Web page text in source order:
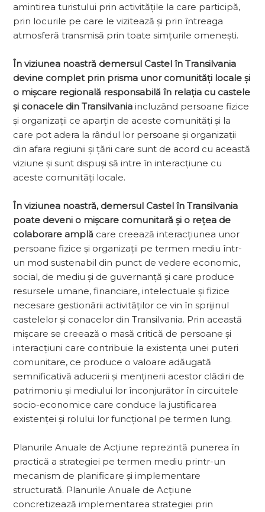
amintirea turis­tului prin activitățile la care participă,
prin locurile pe care le vizitează și prin întreaga
atmosferă transmisă prin toate simțurile omenești.
În viziunea noastră demersul Castel în Transilvania
devine complet prin prisma unor comunități locale și
o mișcare regională responsabilă în rela­ția cu castele
și conacele din Transilvaniaincluzând persoane fizice
și organizații ce aparțin de aceste comunități și la
care pot adera la rândul lor persoane și organizații
din afara regiunii și țării care sunt de acord cu această
viziune și sunt dispuși să intre în interacțiune cu
aceste comunități locale.
În viziunea noastră, demersul Castel în Transilvania
poate deveni o mișcare comunitară și o rețea de
colaborare amplă care creează interacțiunea unor
persoane fizice și organizații pe termen mediu într-
un mod sustenabil din punct de vedere economic,
social, de mediu și de guvernanță și care produce
resursele uma­ne, financiare, intelectuale și fizice
necesare gestionării activităților ce vin în sprijinul
castelelor și conacelor din Transilvania. Prin această
mișcare se creează o masă cri­tică de persoane și
interacțiuni care contribuie la existența unei puteri
comunitare, ce produce o valoare adăugată
semnificativă aducerii și menținerii acestor clădiri de
patrimoniu și mediului lor înconjurător în circuitele
socio-economice care conduce la justificarea
existenței și rolului lor funcțional pe termen lung.
Planurile Anuale de Acțiune reprezintă punerea în
practică a strategiei pe termen me­diu printr-un
mecanism de planificare și implementare
structurată. Planurile Anuale de Acțiune
concretizează implementarea strategiei prin